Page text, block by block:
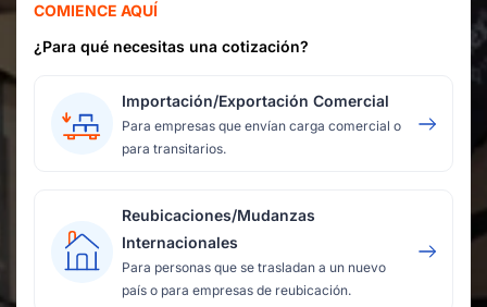
COMIENCE AQUÍ
¿Para qué necesitas una cotización?
Importación/Exportación Comercial
Para empresas que envían carga comercial o
para transitarios.
Reubicaciones/Mudanzas
Internacionales
Para personas que se trasladan a un nuevo
país o para empresas de reubicación.